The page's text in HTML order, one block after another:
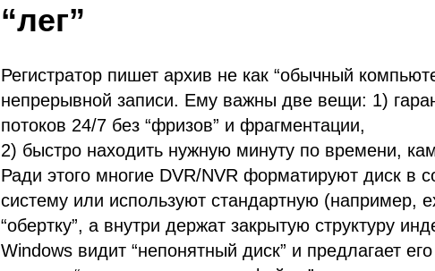
“лег”
Регистратор пишет архив не как “обычный
непрерывной записи. Ему важны две вещи: 1)
потоков 24/7 без “фризов” и фрагментации,
2) быстро находить нужную минуту по времени,
Ради этого многие DVR/NVR форматируют диск в
систему или используют стандартную (например,
“обертку”, а внутри держат закрытую структуру
Windows видит “непонятный диск” и предлагает